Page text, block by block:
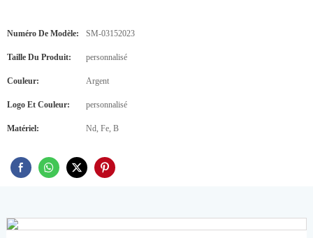
Numéro De Modèle: SM-03152023
Taille Du Produit: personnalisé
Couleur: Argent
Logo Et Couleur: personnalisé
Matériel: Nd, Fe, B